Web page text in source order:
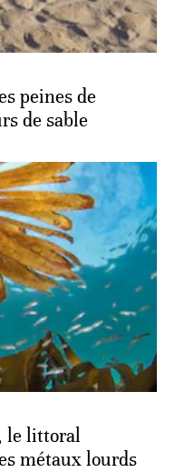
peines de
de sable
le littoral
métaux lourds